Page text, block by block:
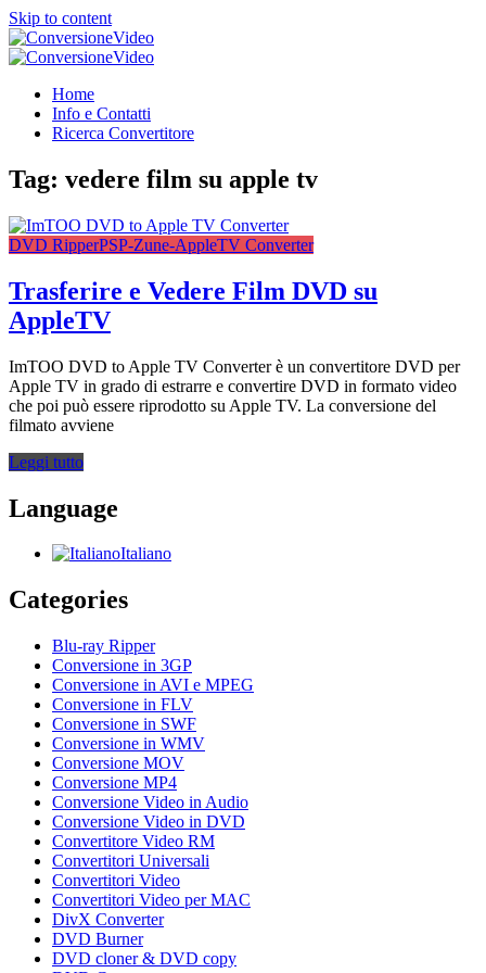
Skip to content
ConversioneVideo
Video Converter Software Offline App
Home
Info e Contatti
Ricerca Convertitore
Tag: vedere film su apple tv
DVD RipperPSP-Zune-AppleTV Converter
Trasferire e Vedere Film DVD su
AppleTV
ImTOO DVD to Apple TV Converter è un convertitore DVD per
Apple TV in grado di estrarre e convertire DVD in formato video
che poi può essere riprodotto su Apple TV. La conversione del
filmato avviene
Leggi tutto
Language
Italiano
Categories
Blu-ray Ripper
Conversione in 3GP
Conversione in AVI e MPEG
Conversione in FLV
Conversione in SWF
Conversione in WMV
Conversione MOV
Conversione MP4
Conversione Video in Audio
Conversione Video in DVD
Convertitore Video RM
Convertitori Universali
Convertitori Video
Convertitori Video per MAC
DivX Converter
DVD Burner
DVD cloner & DVD copy